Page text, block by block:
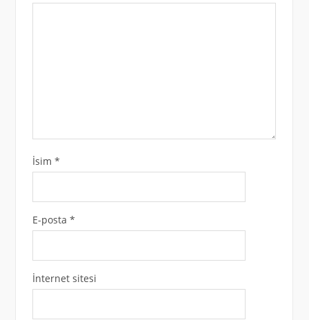
İsim *
E-posta *
İnternet sitesi